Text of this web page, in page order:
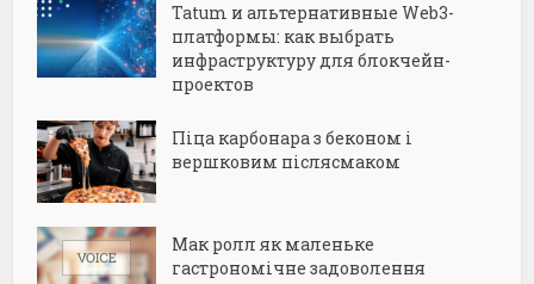
Tatum и альтернативные Web3-
платформы: как выбрать
инфраструктуру для блокчейн-
проектов
Піца карбонара з беконом і
вершковим післясмаком
Мак ролл як маленьке
гастрономічне задоволення